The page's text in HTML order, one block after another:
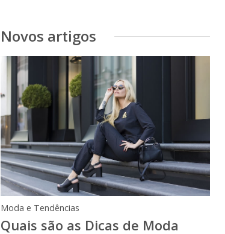
Novos artigos
Moda e Tendências
Quais são as Dicas de Moda